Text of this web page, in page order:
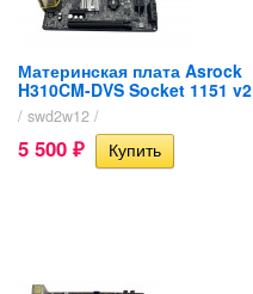
Материнская плата Asrock
H310CM-DVS Socket 1151 v2
/ swd2w12 /
5 500 ₽